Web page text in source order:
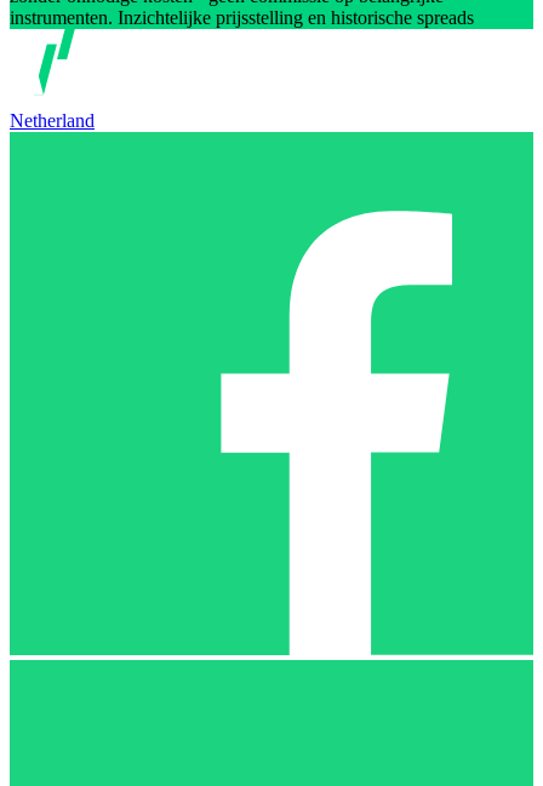
instrumenten. Inzichtelijke prijsstelling en historische spreads
Netherland